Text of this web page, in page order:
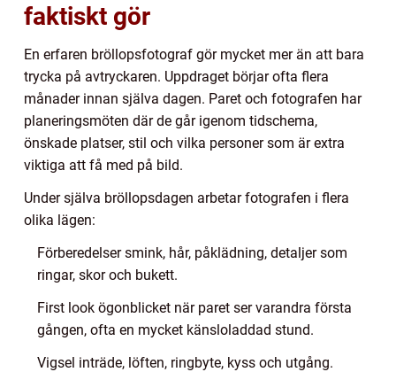
faktiskt gör
En erfaren bröllopsfotograf gör mycket mer än att bara
trycka på avtryckaren. Uppdraget börjar ofta flera
månader innan själva dagen. Paret och fotografen har
planeringsmöten där de går igenom tidschema,
önskade platser, stil och vilka personer som är extra
viktiga att få med på bild.
Under själva bröllopsdagen arbetar fotografen i flera
olika lägen:
Förberedelser smink, hår, påklädning, detaljer som
ringar, skor och bukett.
First look ögonblicket när paret ser varandra första
gången, ofta en mycket känsloladdad stund.
Vigsel inträde, löften, ringbyte, kyss och utgång.